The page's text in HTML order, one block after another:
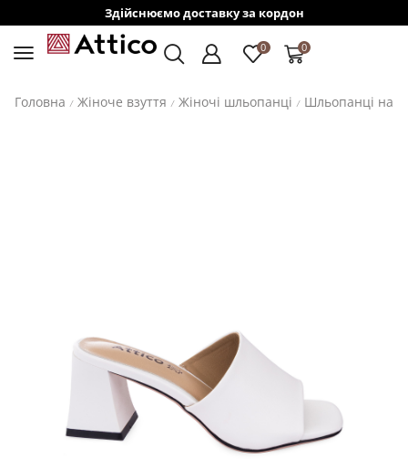
Здійснюємо доставку за кордон
0 0
Головна / Жіноче взуття / Жіночі шльопанці / Шльопанці на